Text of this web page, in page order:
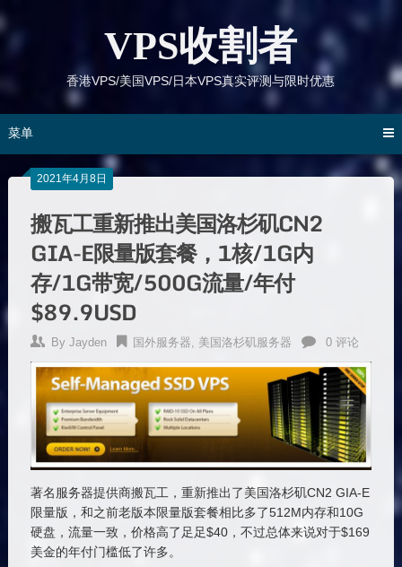
到
VPS收割者
香港VPS/美国VPS/日本VPS真实评测与限时优惠
菜单
2021年4月8日
搬瓦工重新推出美国洛杉矶CN2
GIA-E限量版套餐，1核/1G内
存/1G带宽/500G流量/年付
$89.9USD
By Jayden 国外服务器, 美国洛杉矶服务器 0 评论
著名服务器提供商搬瓦工，重新推出了美国洛杉矶CN2 GIA-E
限量版，和之前老版本限量版套餐相比多了512M内存和10G
硬盘，流量一致，价格高了足足$40，不过总体来说对于$169
美金的年付门槛低了许多。